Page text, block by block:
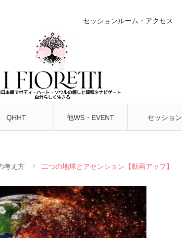
QHHT 他WS・EVENT セッション
セッションルーム・アクセス
考え方 二つの地球とアセンション【動画アップ】